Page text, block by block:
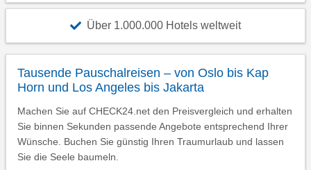
Über 1.000.000 Hotels weltweit
Tausende Pauschalreisen – von Oslo bis Kap
Horn und Los Angeles bis Jakarta
Machen Sie auf CHECK24.net den Preisvergleich und erhalten
Sie binnen Sekunden passende Angebote entsprechend Ihrer
Wünsche. Buchen Sie günstig Ihren Traumurlaub und lassen
Sie die Seele baumeln.